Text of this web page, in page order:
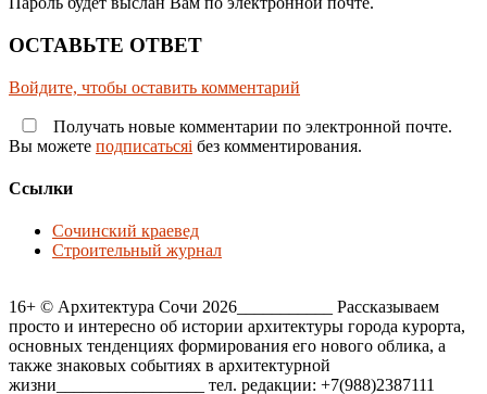
ОСТАВЬТЕ ОТВЕТ
Войдите, чтобы оставить комментарий
Получать новые комментарии по электронной почте.
Вы можете подписатьсяi без комментирования.
Ссылки
Сочинский краевед
Строительный журнал
16+ © Архитектура Сочи 2026___________ Рассказываем
просто и интересно об истории архитектуры города курорта,
основных тенденциях формирования его нового облика, а
также знаковых событиях в архитектурной
жизни_________________ тел. редакции: +7(988)2387111